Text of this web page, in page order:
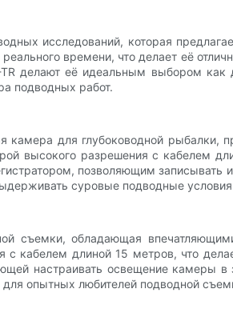
исследований, которая
времени, что делает её
делают её идеальным выбором
подводных работ.
для глубоководной рыбалки,
разрешения с кабелем
позволяющим
суровые подводные
съемки, обладающая
длиной 15 метров, что
настраивать освещение камеры
для опытных любителей подводной